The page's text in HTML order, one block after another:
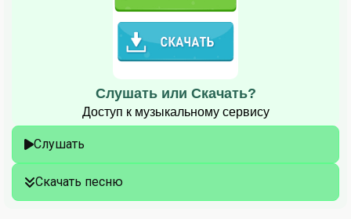
Слушать или Скачать?
Доступ к музыкальному сервису
Слушать
Скачать песню